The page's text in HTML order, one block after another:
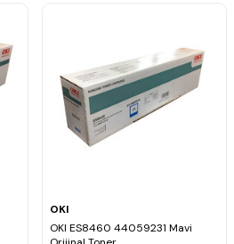
OKI
OKI ES8460 44059231 Mavi